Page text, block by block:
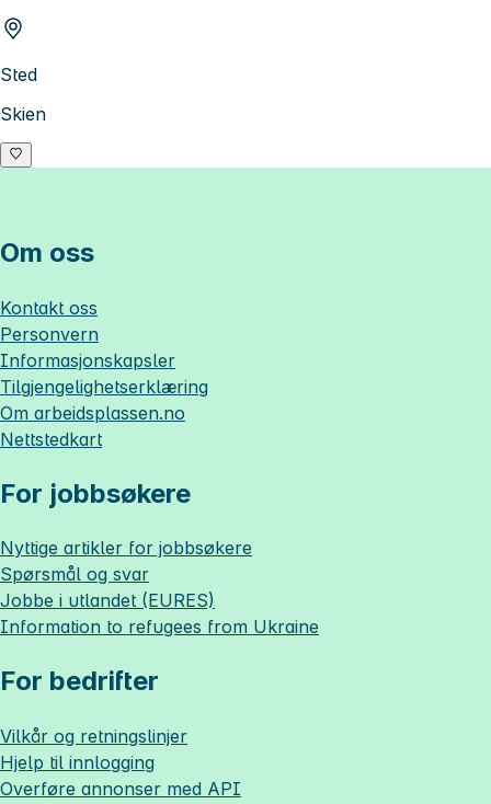
Sted
Skien
Om oss
Kontakt oss
Personvern
Informasjonskapsler
Tilgjengelighetserklæring
Om arbeidsplassen.no
Nettstedkart
For jobbsøkere
Nyttige artikler for jobbsøkere
Spørsmål og svar
Jobbe i utlandet (EURES)
Information to refugees from Ukraine
For bedrifter
Vilkår og retningslinjer
Hjelp til innlogging
Overføre annonser med API